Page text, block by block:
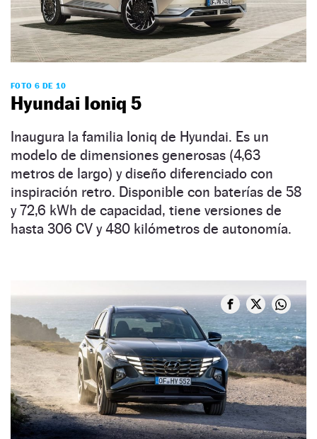
FOTO 6 DE 10
Hyundai Ioniq 5
Inaugura la familia Ioniq de Hyundai. Es un
modelo de dimensiones generosas (4,63
metros de largo) y diseño diferenciado con
inspiración retro. Disponible con baterías de 58
y 72,6 kWh de capacidad, tiene versiones de
hasta 306 CV y 480 kilómetros de autonomía.